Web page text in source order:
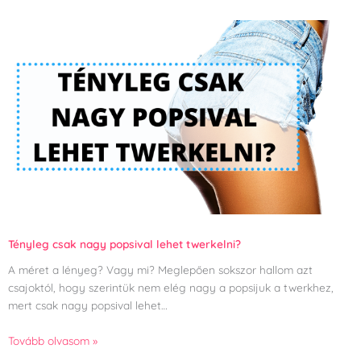
Tényleg csak nagy popsival lehet twerkelni?
A méret a lényeg? Vagy mi? Meglepően sokszor hallom azt
csajoktól, hogy szerintük nem elég nagy a popsijuk a twerkhez,
mert csak nagy popsival lehet…
Tovább olvasom »